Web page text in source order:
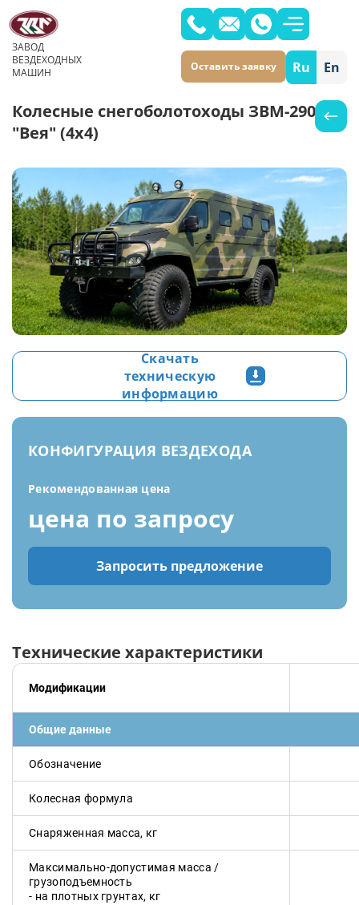
ЗАВОД
ВЕЗДЕХОДНЫХ
МАШИН
Оставить заявку Ru En
Колесные снегоболотоходы ЗВМ-29083
"Вея" (4x4)
Скачать
техническую
информацию
КОНФИГУРАЦИЯ ВЕЗДЕХОДА
Рекомендованная цена
цена по запросу
Запросить предложение
Технические характеристики
Модификации
Общие данные
Обозначение
Колесная формула
Снаряженная масса, кг
Максимально-допустимая масса /
грузоподъемность
- на плотных грунтах, кг